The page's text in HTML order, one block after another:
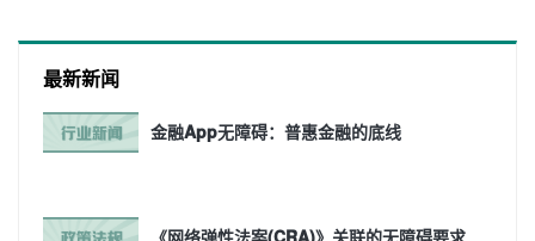
最新新闻
金融App无障碍：普惠金融的底线